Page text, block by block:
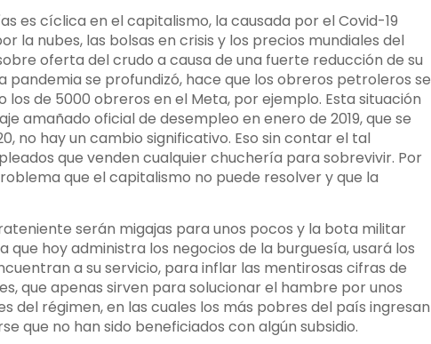
es cíclica en el capitalismo, la causada por el Covid-19
la nubes, las bolsas en crisis y los precios mundiales del
oferta del crudo a causa de una fuerte reducción de su
pandemia se profundizó, hace que los obreros petroleros se
de 5000 obreros en el Meta, por ejemplo. Esta situación
amañado oficial de desempleo en enero de 2019, que se
no hay un cambio significativo. Eso sin contar el tal
que venden cualquier chuchería para sobrevivir. Por
que el capitalismo no puede resolver y que la
serán migajas para unos pocos y la bota militar
hoy administra los negocios de la burguesía, usará los
a su servicio, para inflar las mentirosas cifras de
que apenas sirven para solucionar el hambre por unos
del régimen, en las cuales los más pobres del país ingresan
que no han sido beneficiados con algún subsidio.